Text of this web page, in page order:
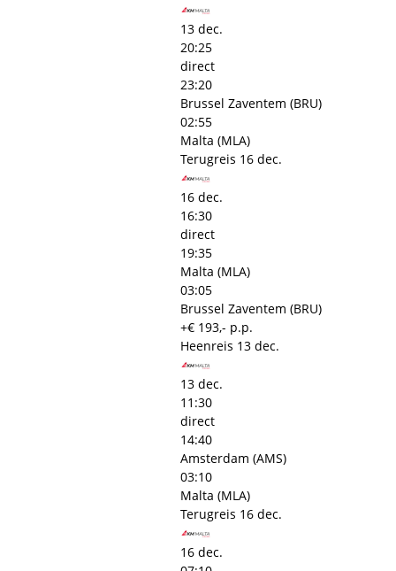
13 dec.
20:25
direct
23:20
Brussel Zaventem (BRU)
02:55
Malta (MLA)
Terugreis 16 dec.
16 dec.
16:30
direct
19:35
Malta (MLA)
03:05
Brussel Zaventem (BRU)
+€ 193,- p.p.
Heenreis 13 dec.
13 dec.
11:30
direct
14:40
Amsterdam (AMS)
03:10
Malta (MLA)
Terugreis 16 dec.
16 dec.